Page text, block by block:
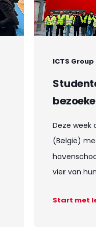
ICTS Group
Deze week
(België)
vier van
Start met